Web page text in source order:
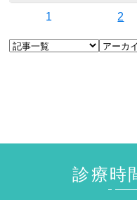
1 2
診療時